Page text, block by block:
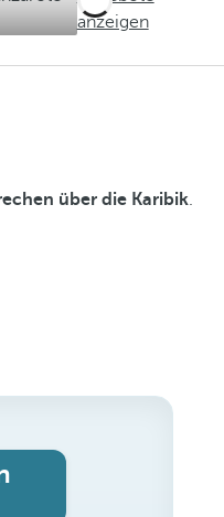
anzeigen
über die Karibik.